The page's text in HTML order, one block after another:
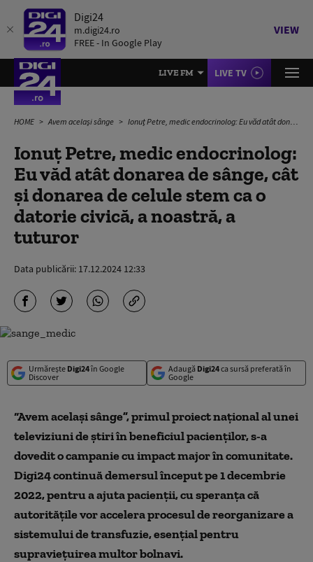
Digi24
m.digi24.ro
FREE - In Google Play
VIEW
LIVE FM LIVE TV
HOME Avem același sânge Ionuț Petre, medic endocrinolog: Eu văd atât donarea de sânge, cât și donarea de celule stem ca o datorie civică, a noastră, a tuturor
Ionuț Petre, medic endocrinolog:
Eu văd atât donarea de sânge, cât
și donarea de celule stem ca o
datorie civică, a noastră, a
tuturor
Data publicării: 17.12.2024 12:33
Urmărește Digi24în Google
Discover
Adaugă Digi24ca sursă preferată în
Google
“Avem același sânge”, primul proiect național al unei
televiziuni de știri în beneficiul pacienților, s-a
dovedit o campanie cu impact major în comunitate.
Digi24 continuă demersul început pe 1 decembrie
2022, pentru a ajuta pacienții, cu speranța că
autoritățile vor accelera procesul de reorganizare a
sistemului de transfuzie, esențial pentru
supraviețuirea multor bolnavi.